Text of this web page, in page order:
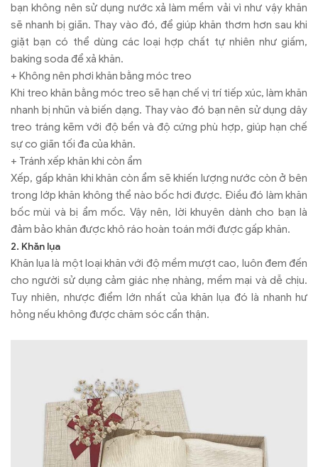
bạn không nên sử dụng nước xả làm mềm vải vì như vậy khăn
sẽ nhanh bị giãn. Thay vào đó, để giúp khăn thơm hơn sau khi
giặt bạn có thể dùng các loại hợp chất tự nhiên như giấm,
baking soda để xả khăn.
+ Không nên phơi khăn bằng móc treo
Khi treo khăn bằng móc treo sẽ hạn chế vị trí tiếp xúc, làm khăn
nhanh bị nhũn và biến dạng. Thay vào đó bạn nên sử dụng dây
treo tráng kẽm với độ bền và độ cứng phù hợp, giúp hạn chế
sự co giãn tối đa của khăn.
+ Tránh xếp khăn khi còn ẩm
Xếp, gấp khăn khi khăn còn ẩm sẽ khiến lượng nước còn ở bên
trong lớp khăn không thể nào bốc hơi được. Điều đó làm khăn
bốc mùi và bị ẩm mốc. Vậy nên, lời khuyên dành cho bạn là
đảm bảo khăn được khô ráo hoàn toán mới được gấp khăn.
2. Khăn lụa
Khăn lụa là một loại khăn với độ mềm mượt cao, luôn đem đến
cho người sử dụng cảm giác nhẹ nhàng, mềm mại và dễ chịu.
Tuy nhiên, nhược điểm lớn nhất của khăn lụa đó là nhanh hư
hỏng nếu không được chăm sóc cẩn thận.